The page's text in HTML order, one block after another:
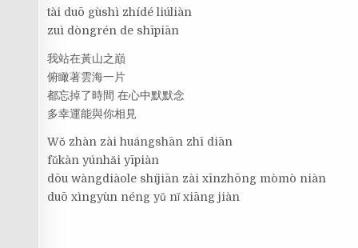
tài duō gùshì zhídé liúliàn
zuì dòngrén de shīpiān
我站在黃山之巔
俯瞰著雲海一片
都忘掉了時間 在心中默默念
多幸運能與你相見
Wǒ zhàn zài huángshān zhī diān
fǔkàn yúnhǎi yīpiàn
dōu wàngdiàole shíjiān zài xīnzhōng mòmò niàn
duō xìngyùn néng yǔ nǐ xiāng jiàn